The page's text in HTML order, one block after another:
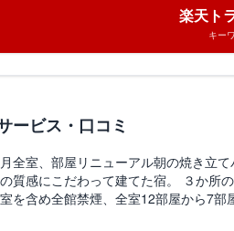
楽天ト
キー
ービス・口コミ
全室、部屋リニューアル朝の焼き立て
質感にこだわって建てた宿。 ３か所
を含め全館禁煙、全室12部屋から7部